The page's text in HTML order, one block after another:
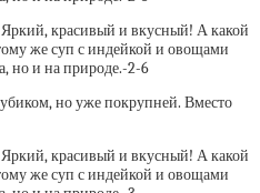
но уже покрупней. Вместо